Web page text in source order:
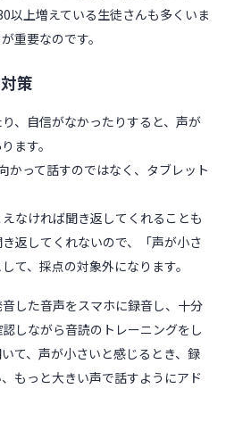
以上増えている生徒さんも多くいま
重要なのです。
策
、自信がなかったりすると、声が
ます。
かって話すのではなく、タブレット
なければ聞き返してくれることも
返してくれないので、「声が小さ
て、採点の対象外になります。
した音声をスマホに録音し、十分
しながら音読のトレーニングをし
て、声が小さいと感じるとき、録
もっと大きい声で話すようにアド